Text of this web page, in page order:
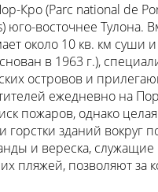
Кро (Parc national de
юго-восточнее Тулона.
около 10 кв. км суши
в 1963 г.),
островов и
ежедневно на
пожаров, однако
зданий вокруг
и вереска,
пляжей, позволяют за